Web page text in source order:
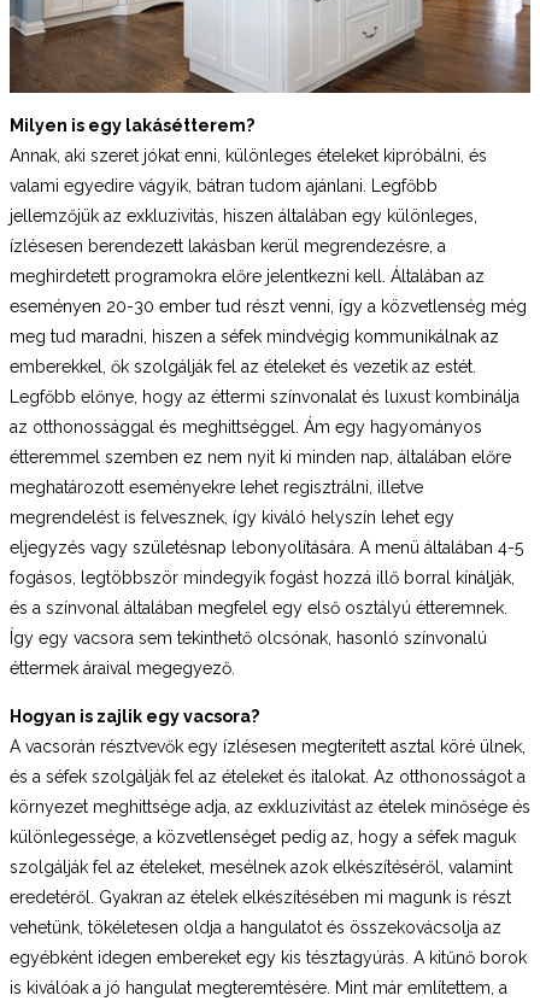
Milyen is egy lakásétterem?
Annak, aki szeret jókat enni, különleges ételeket kipróbálni, és
valami egyedire vágyik, bátran tudom ajánlani. Legfőbb
jellemzőjük az exkluzivitás, hiszen általában egy különleges,
ízlésesen berendezett lakásban kerül megrendezésre, a
meghirdetett programokra előre jelentkezni kell. Általában az
eseményen 20-30 ember tud részt venni, így a közvetlenség még
meg tud maradni, hiszen a séfek mindvégig kommunikálnak az
emberekkel, ők szolgálják fel az ételeket és vezetik az estét.
Legfőbb előnye, hogy az éttermi színvonalat és luxust kombinálja
az otthonossággal és meghittséggel. Ám egy hagyományos
étteremmel szemben ez nem nyit ki minden nap, általában előre
meghatározott eseményekre lehet regisztrálni, illetve
megrendelést is felvesznek, így kiváló helyszín lehet egy
eljegyzés vagy születésnap lebonyolítására. A menü általában 4-5
fogásos, legtöbbször mindegyik fogást hozzá illő borral kínálják,
és a színvonal általában megfelel egy első osztályú étteremnek.
Így egy vacsora sem tekinthető olcsónak, hasonló színvonalú
éttermek áraival megegyező.
Hogyan is zajlik egy vacsora?
A vacsorán résztvevők egy ízlésesen megterített asztal köré ülnek,
és a séfek szolgálják fel az ételeket és italokat. Az otthonosságot a
környezet meghittsége adja, az exkluzivitást az ételek minősége és
különlegessége, a közvetlenséget pedig az, hogy a séfek maguk
szolgálják fel az ételeket, mesélnek azok elkészítéséről, valamint
eredetéről. Gyakran az ételek elkészítésében mi magunk is részt
vehetünk, tökéletesen oldja a hangulatot és összekovácsolja az
egyébként idegen embereket egy kis tésztagyúrás. A kitűnő borok
is kiválóak a jó hangulat megteremtésére. Mint már említettem, a